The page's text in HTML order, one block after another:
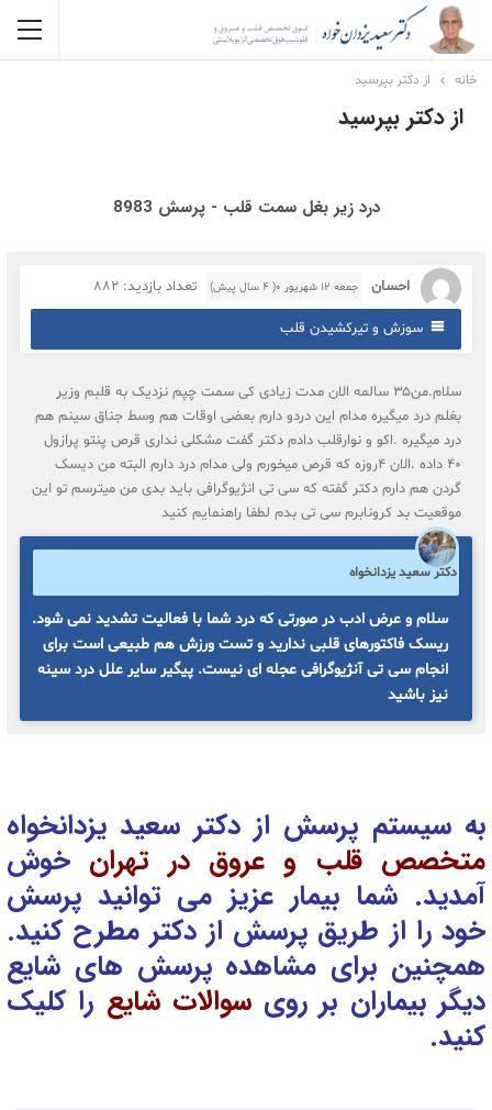
خانه از دکتر بپرسید
از دکتر بپرسید
درد زیر بغل سمت قلب - پرسش 8983
احسان جمعه ۱۲ شهریور ۰( 4 سال پیش) تعداد بازدید: 882
سوزش و تیرکشیدن قلب
سلام.من۳۵ سالمه الان مدت زیادی کی سمت چپم نزدیک به قلبم وزیر
بغلم درد میگیره مدام این دردو دارم بعضی اوقات هم وسط جناق سینم هم
درد میگیره .اکو و نوارقلب دادم دکتر گفت مشکلی نداری قرص پنتو پرازول
۴۰ داده .الان ۴روزه که قرص میخورم ولی مدام درد دارم البته من دیسک
گردن هم دارم دکتر گفته که سی تی انژیوگرافی باید بدی من میترسم تو این
موقعیت بد کرونابرم سی تی بدم لطفا راهنمایم کنید
دکتر سعید یزدانخواه
سلام و عرض ادب در صورتی که درد شما با فعالیت تشدید نمی شود.
ریسک فاکتورهای قلبی ندارید و تست ورزش هم طبیعی است برای
انجام سی تی آنژیوگرافی عجله ای نیست. پیگیر سایر علل درد سینه
نیز باشید
به سیستم پرسش از دکتر سعید یزدانخواه
متخصص قلب و عروق در تهران خوش
آمدید. شما بیمار عزیز می توانید پرسش
خود را از طریق پرسش از دکتر مطرح کنید.
همچنین برای مشاهده پرسش های شایع
دیگر بیماران بر روی سوالات شایع را کلیک
کنید.